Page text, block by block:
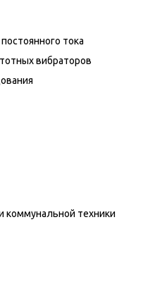
тока
вибраторов
техники